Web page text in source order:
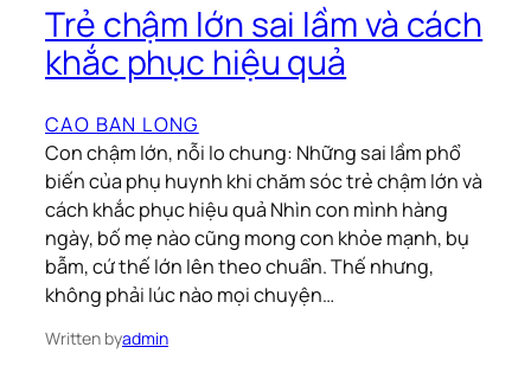
Trẻ chậm lớn sai lầm và cách
khắc phục hiệu quả
CAO BAN LONG
Con chậm lớn, nỗi lo chung: Những sai lầm phổ
biến của phụ huynh khi chăm sóc trẻ chậm lớn và
cách khắc phục hiệu quả Nhìn con mình hàng
ngày, bố mẹ nào cũng mong con khỏe mạnh, bụ
bẫm, cứ thế lớn lên theo chuẩn. Thế nhưng,
không phải lúc nào mọi chuyện…
Written byadmin